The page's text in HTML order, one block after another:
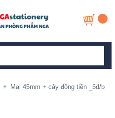
+
Mai 45mm + cây đồng tiền _5d/b